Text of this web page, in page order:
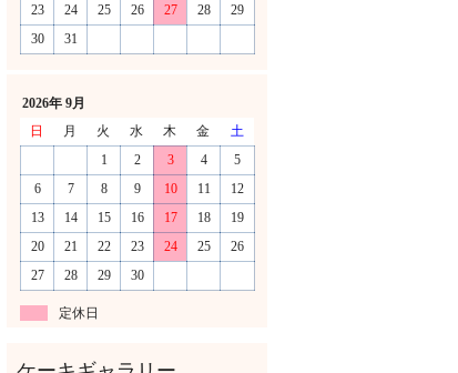
23
24 25 26 27 28
29
30
31
2026年 9月
日
月 火 水 木 金
土
1
2 3 4
5
6
7 8 9 10 11
12
13
14 15 16 17 18
19
20
21 22 23 24 25
26
27
28 29 30
定休日